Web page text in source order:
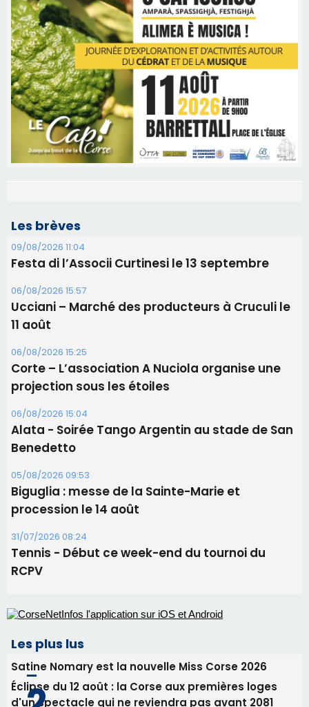
Les brèves
09/08/2026 11:04
Festa di l’Associi Curtinesi le 13 septembre
06/08/2026 15:57
Ucciani – Marché des producteurs à Cruculi le
11 août
06/08/2026 15:25
Corte – L’association A Nuciola organise une
projection sous les étoiles
06/08/2026 15:04
Alata - Soirée Tango Argentin au stade de San
Benedetto
Biguglia : messe de la Sainte-Marie et
procession le 14 août
31/07/2026 08:24
Tennis - Début ce week-end du tournoi du
RCPV